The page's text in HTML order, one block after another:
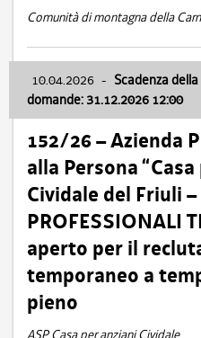
Comunità di montagna della
10.04.2026 - Scadenza
domande: 31.12.2026 12:00
152/26 – Azienda
alla Persona
Cividale del Friuli –
PROFESSIONALI
aperto per il
temporaneo a
pieno
ASP Casa per anziani Cividale